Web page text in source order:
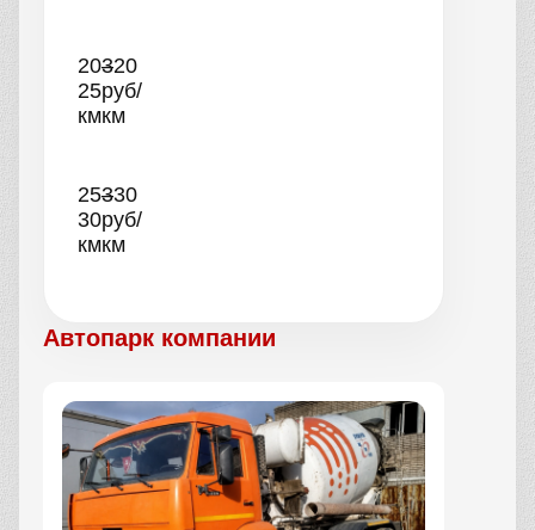
20–
25
км
320
руб/
км
25–
30
км
330
руб/
км
Автопарк компании